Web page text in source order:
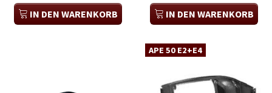
IN DEN WARENKORB IN DEN WARENKORB
APE 50 E2+E4